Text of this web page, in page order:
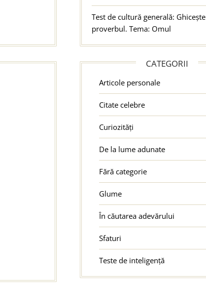
Test de cultură generală: Ghicește
proverbul. Tema: Omul
CATEGORII
Articole personale
Citate celebre
Curiozități
De la lume adunate
Fără categorie
Glume
În căutarea adevărului
Sfaturi
Teste de inteligență